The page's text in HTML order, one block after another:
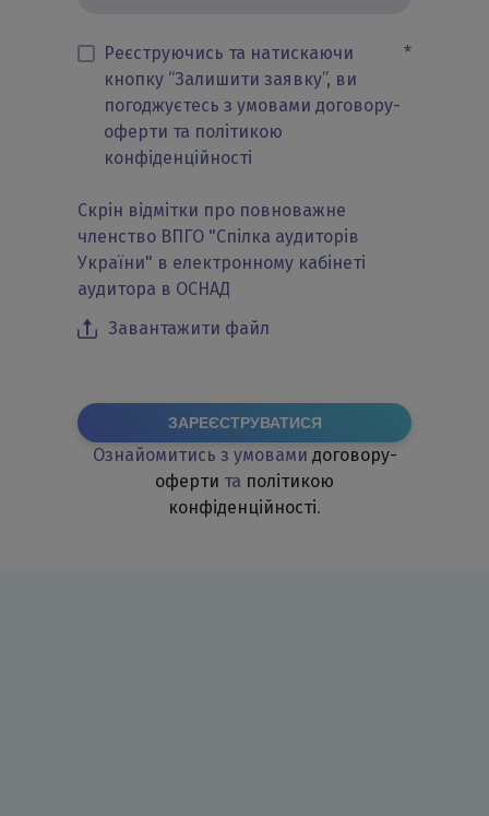
Реєструючись та натискаючи
кнопку “Залишити заявку”, ви
погоджуєтесь з умовами договору-
оферти та політикою
конфіденційності
*
Скрін відмітки про повноважне
членство ВПГО "Спілка аудиторів
України" в електронному кабінеті
аудитора в ОСНАД
Завантажити файл
ЗАРЕЄСТРУВАТИСЯ
Ознайомитись з умовами договору-
оферти та політикою
конфіденційності.